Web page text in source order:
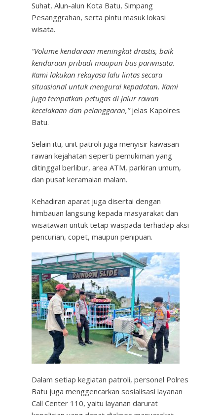
Suhat, Alun-alun Kota Batu, Simpang
Pesanggrahan, serta pintu masuk lokasi
wisata.
“Volume kendaraan meningkat drastis, baik
kendaraan pribadi maupun bus pariwisata.
Kami lakukan rekayasa lalu lintas secara
situasional untuk mengurai kepadatan. Kami
juga tempatkan petugas di jalur rawan
kecelakaan dan pelanggaran,”jelas Kapolres
Batu.
Selain itu, unit patroli juga menyisir kawasan
rawan kejahatan seperti pemukiman yang
ditinggal berlibur, area ATM, parkiran umum,
dan pusat keramaian malam.
Kehadiran aparat juga disertai dengan
himbauan langsung kepada masyarakat dan
wisatawan untuk tetap waspada terhadap aksi
pencurian, copet, maupun penipuan.
Dalam setiap kegiatan patroli, personel Polres
Batu juga menggencarkan sosialisasi layanan
Call Center 110, yaitu layanan darurat